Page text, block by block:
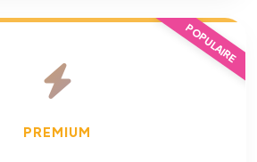
POPULAIRE
PREMIUM